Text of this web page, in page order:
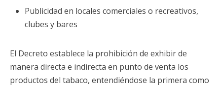
Publicidad en locales comerciales o recreativos,
clubes y bares
El Decreto establece la prohibición de exhibir de
manera directa e indirecta en punto de venta los
productos del tabaco, entendiéndose la primera como